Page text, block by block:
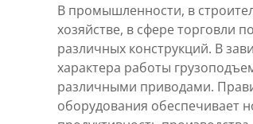
В промышленности, в
хозяйстве, в сфере торговли
различных конструкций. В
характера работы
различными приводами.
оборудования обеспечивает